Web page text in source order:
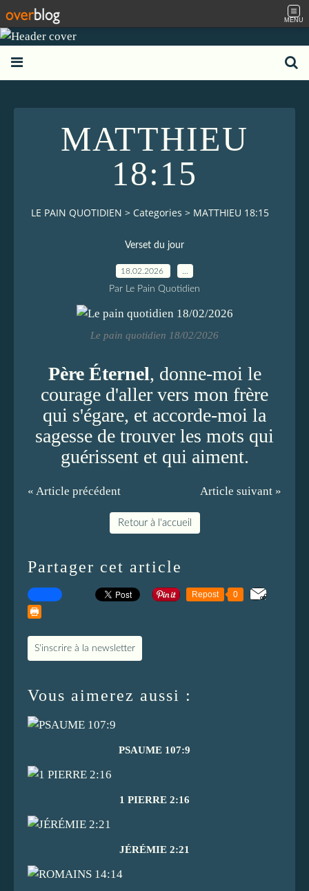
MENU
MATTHIEU
18:15
LE PAIN QUOTIDIEN > Categories > MATTHIEU 18:15
Verset du jour
18.02.2026
Par Le Pain Quotidien
Le pain quotidien 18/02/2026
Père Éternel, donne-moi le
courage d'aller vers mon frère
qui s'égare, et accorde-moi la
sagesse de trouver les mots qui
guérissent et qui aiment.
« Article précédent Article suivant »
Retour à l'accueil
Partager cet article
Repost 0
S'inscrire à la newsletter
Vous aimerez aussi :
PSAUME 107:9
1 PIERRE 2:16
JÉRÉMIE 2:21